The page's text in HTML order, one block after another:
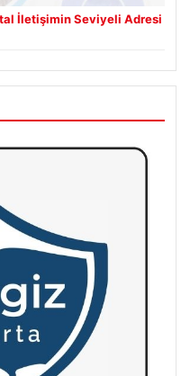
İletişimin Seviyeli Adresi